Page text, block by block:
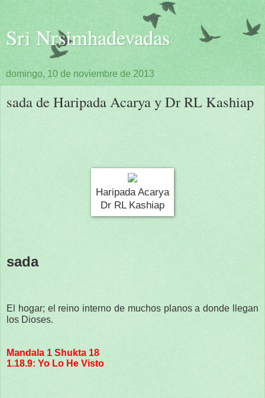
Sri Nrsimhadevadas
domingo, 10 de noviembre de 2013
sada de Haripada Acarya y Dr RL Kashiap
Haripada Acarya
Dr RL Kashiap
sada
El hogar; el reino interno de muchos planos a donde llegan
los Dioses.
Mandala 1 Shukta 18
1.18.9: Yo Lo He Visto